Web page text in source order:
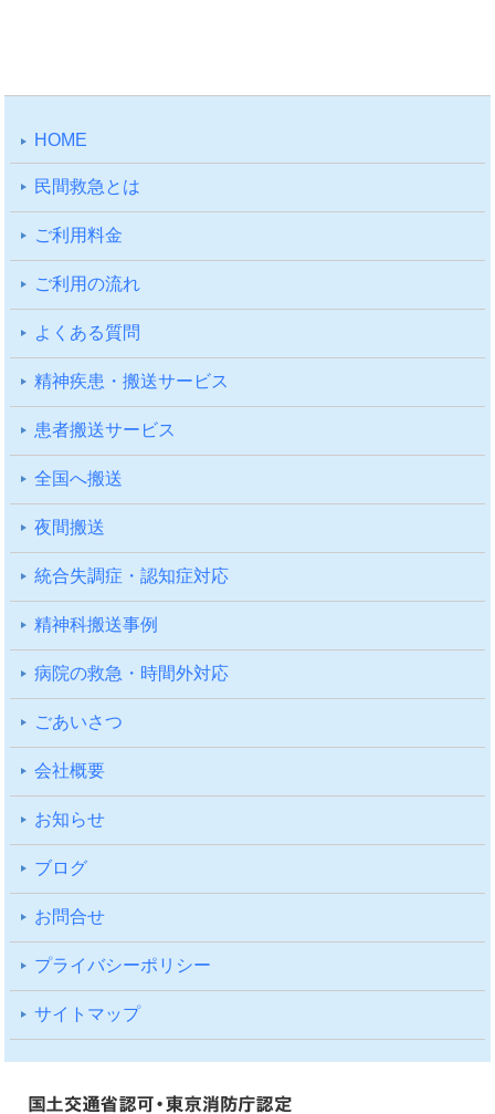
HOME
⺠間救急とは
ご利⽤料⾦
ご利⽤の流れ
よくある質問
精神疾患・搬送サービス
患者搬送サービス
全国へ搬送
夜間搬送
統合失調症・認知症対応
精神科搬送事例
病院の救急・時間外対応
ごあいさつ
会社概要
お知らせ
ブログ
お問合せ
プライバシーポリシー
サイトマップ